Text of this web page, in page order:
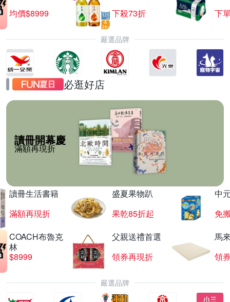
均價$8999
下殺73折
下
嚴選品牌
必逛好店
讀冊開幕慶
滿額再現折
讀冊生活書籍
滿額再現折
盛夏果物趴
果乾85折起
中
免
COACH布魯克
林
$8999
父親送禮首選
領券再現折
馬
領
嚴選品牌